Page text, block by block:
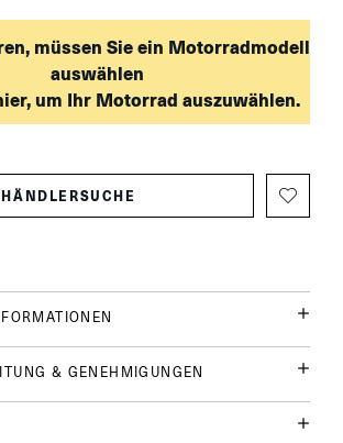
müssen Sie ein Motorradmodell
auswählen
um Ihr Motorrad auszuwählen.
HÄNDLERSUCHE
& GENEHMIGUNGEN